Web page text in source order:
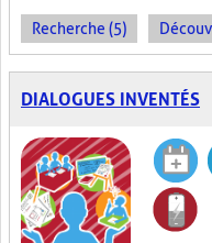
Recherche (5)
DIALOGUES INVENTÉS